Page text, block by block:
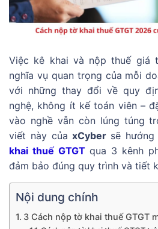
Việc kê khai và nộp thuế giá
nghĩa vụ quan trọng của mỗi
với những thay đổi về quy
nghệ, không ít kế toán viên –
vào nghề vẫn còn lúng túng
viết này củaxCyber sẽ
khai thuế GTGTqua 3 kênh
đảm bảo đúng quy trình và tiết
Nội dung chính
3 Cách nộp tờ khai thuế GTGT